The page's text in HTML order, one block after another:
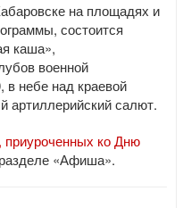
на площадях и
состоится
каша»,
военной
в небе над краевой
артиллерийский салют.
приуроченных ко Дню
«Афиша».